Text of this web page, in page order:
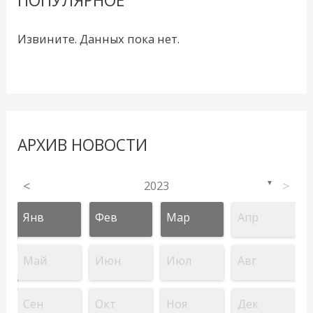
Извините. Данных пока нет.
АРХИВ НОВОСТИ
< 2023 ▼ >
Янв Фев Мар Апр
Май Июн Июл Авг
Сен Окт Ноя Дек